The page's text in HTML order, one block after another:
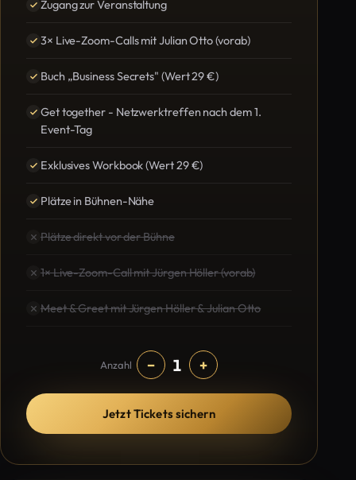
Zugang zur Veranstaltung
3× Live-Zoom-Calls mit Julian Otto (vorab)
Buch „Business Secrets" (Wert 29 €)
Get together - Netzwerktreffen nach dem 1.
Event-Tag
Exklusives Workbook (Wert 29 €)
Plätze in Bühnen-Nähe
Plätze direkt vor der Bühne
1× Live-Zoom-Call mit Jürgen Höller (vorab)
Meet & Greet mit Jürgen Höller & Julian Otto
Anzahl − 1 +
Jetzt Tickets sichern